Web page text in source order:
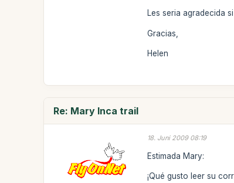
Les seria agradecida
Gracias,
Helen
Re: Mary Inca trail
18. Juni 2009 08:19
Estimada Mary:
¡Qué gusto leer su